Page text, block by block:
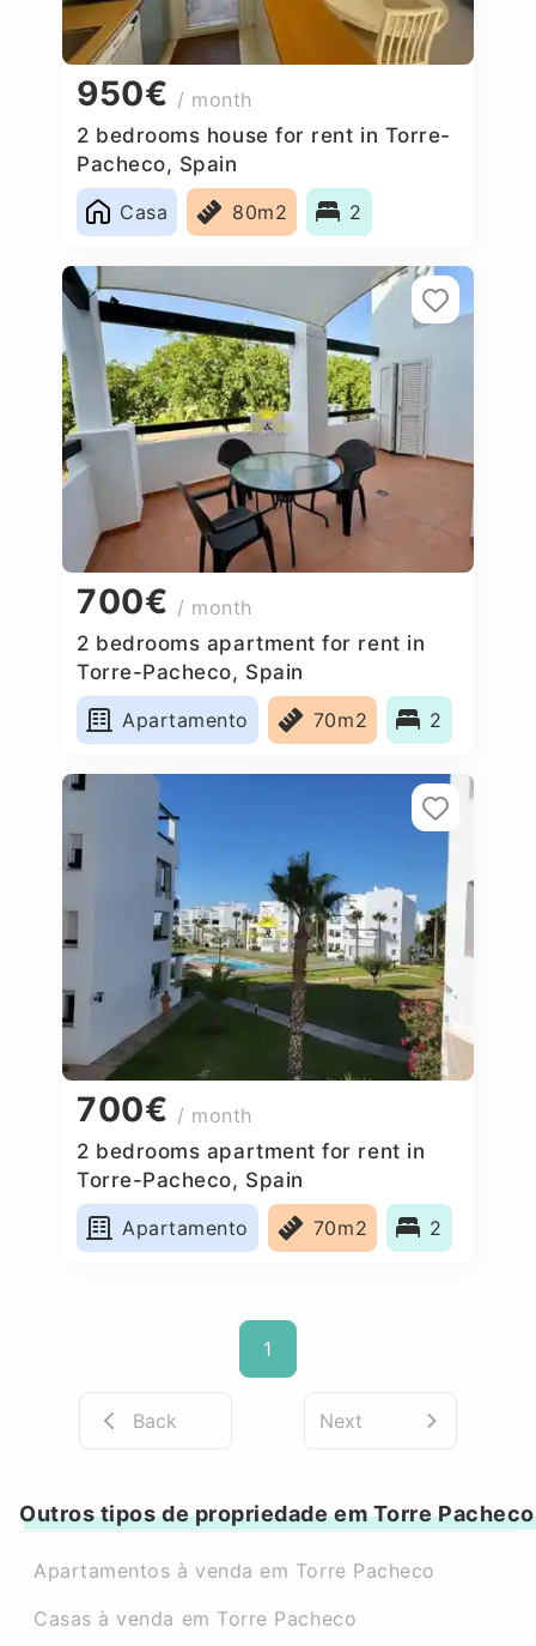
950€ / month
2 bedrooms house for rent in Torre-
Pacheco, Spain
Casa
80m2 2
700€ / month
2 bedrooms apartment for rent in
Torre-Pacheco, Spain
Apartamento
70m2 2
700€ / month
2 bedrooms apartment for rent in
Torre-Pacheco, Spain
Apartamento
70m2 2
1
Back Next
Outros tipos de propriedade em Torre Pacheco
Apartamentos à venda em Torre Pacheco
Casas à venda em Torre Pacheco